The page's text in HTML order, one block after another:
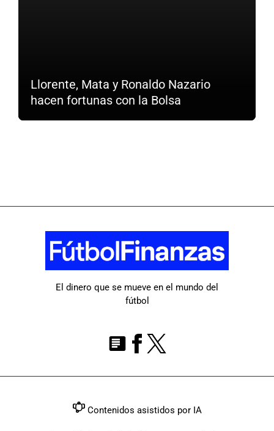
Llorente, Mata y Ronaldo Nazario
hacen fortunas con la Bolsa
El dinero que se mueve en el mundo del
fútbol
Contenidos asistidos por IA